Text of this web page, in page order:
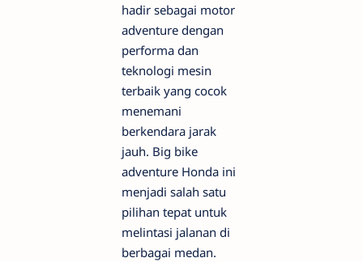
hadir sebagai motor
adventure dengan
performa dan
teknologi mesin
terbaik yang cocok
menemani
berkendara jarak
jauh. Big bike
adventure Honda ini
menjadi salah satu
pilihan tepat untuk
melintasi jalanan di
berbagai medan.